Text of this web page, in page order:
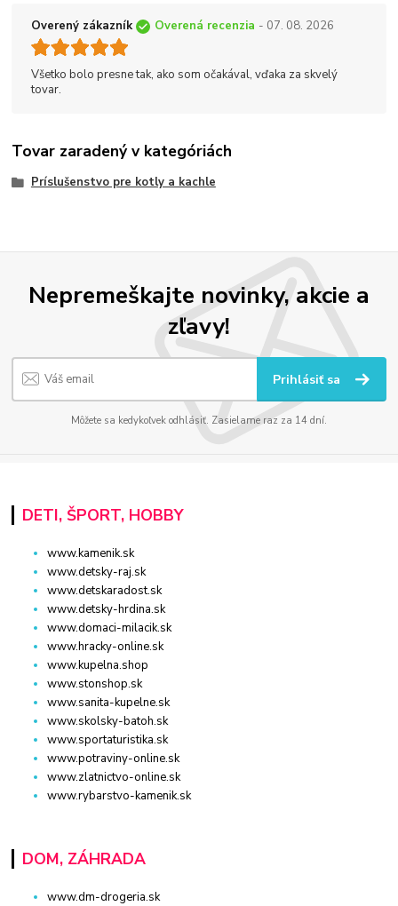
Overený zákazník Overená recenzia - 07. 08. 2026
Všetko bolo presne tak, ako som očakával, vďaka za skvelý
tovar.
Tovar zaradený v kategóriách
Príslušenstvo pre kotly a kachle
Nepremeškajte novinky, akcie a
zľavy!
Prihlásiť sa
Môžete sa kedykoľvek odhlásiť. Zasielame raz za 14 dní.
DETI, ŠPORT, HOBBY
www.kamenik.sk
www.detsky-raj.sk
www.detskaradost.sk
www.detsky-hrdina.sk
www.domaci-milacik.sk
www.hracky-online.sk
www.kupelna.shop
www.stonshop.sk
www.sanita-kupelne.sk
www.skolsky-batoh.sk
www.sportaturistika.sk
www.potraviny-online.sk
www.zlatnictvo-online.sk
www.rybarstvo-kamenik.sk
DOM, ZÁHRADA
www.dm-drogeria.sk